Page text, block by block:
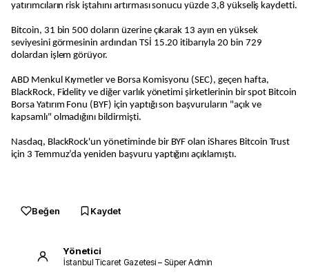
yatırımcıların risk iştahını artırması sonucu yüzde 3,8 yükseliş kaydetti.
Bitcoin, 31 bin 500 doların üzerine çıkarak 13 ayın en yüksek
seviyesini görmesinin ardından TSİ 15.20 itibarıyla 20 bin 729
dolardan işlem görüyor.
ABD Menkul Kıymetler ve Borsa Komisyonu (SEC), geçen hafta,
BlackRock, Fidelity ve diğer varlık yönetimi şirketlerinin bir spot Bitcoin
Borsa Yatırım Fonu (BYF) için yaptığı son başvuruların "açık ve
kapsamlı" olmadığını bildirmişti.
Nasdaq, BlackRock'un yönetiminde bir BYF olan iShares Bitcoin Trust
için 3 Temmuz’da yeniden başvuru yaptığını açıklamıştı.
Beğen Kaydet
Yönetici
İstanbul Ticaret Gazetesi – Süper Admin